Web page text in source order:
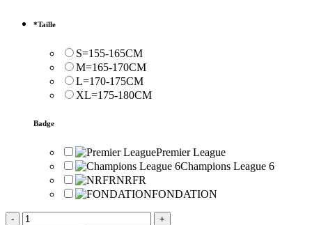
*Taille
S=155-165CM
M=165-170CM
L=170-175CM
XL=175-180CM
Badge
Premier League
Champions League 6
NRFR
FONDATION
-
+